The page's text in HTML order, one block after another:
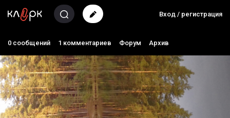
Вход / регистрация
0 сообщений 1 комментариев Форум Архив